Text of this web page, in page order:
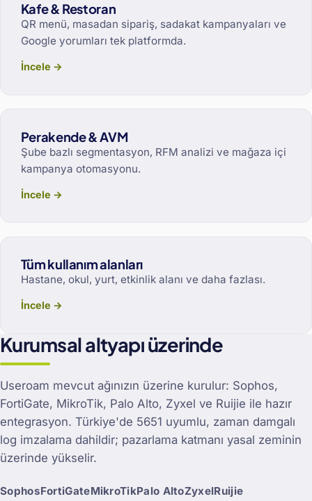
Kafe & Restoran
QR menü, masadan sipariş, sadakat kampanyaları ve
Google yorumları tek platformda.
İncele →
Perakende & AVM
Şube bazlı segmentasyon, RFM analizi ve mağaza içi
kampanya otomasyonu.
İncele →
Tüm kullanım alanları
Hastane, okul, yurt, etkinlik alanı ve daha fazlası.
İncele →
Kurumsal altyapı üzerinde
Useroam mevcut ağınızın üzerine kurulur: Sophos,
FortiGate, MikroTik, Palo Alto, Zyxel ve Ruijie ile hazır
entegrasyon. Türkiye'de 5651 uyumlu, zaman damgalı
log imzalama dahildir; pazarlama katmanı yasal zeminin
üzerinde yükselir.
SophosFortiGateMikroTikPalo AltoZyxelRuijie